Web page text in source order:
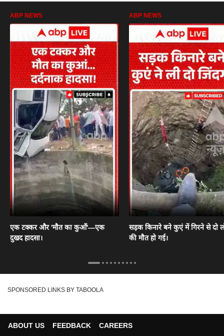
ABP NEWS
एक टक्कर और 'मौत का कुआँ'—एक
दुखद हादसा।
ABP NEWS
सड़क किनारे बने कुएं में गिरने से दो
की मौत हो गई।
SPONSORED LINKS BY TABOOLA
ABOUT US FEEDBACK CAREERS